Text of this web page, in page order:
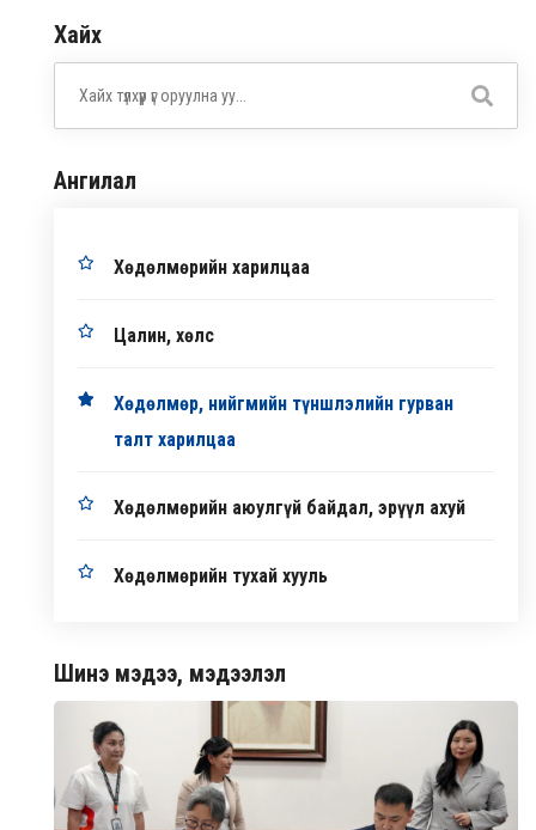
Хайх
Ангилал
Хөдөлмөрийн харилцаа
Цалин, хөлс
Хөдөлмөр, нийгмийн түншлэлийн гурван
талт харилцаа
Хөдөлмөрийн аюулгүй байдал, эрүүл ахуй
Хөдөлмөрийн тухай хууль
Шинэ мэдээ, мэдээлэл